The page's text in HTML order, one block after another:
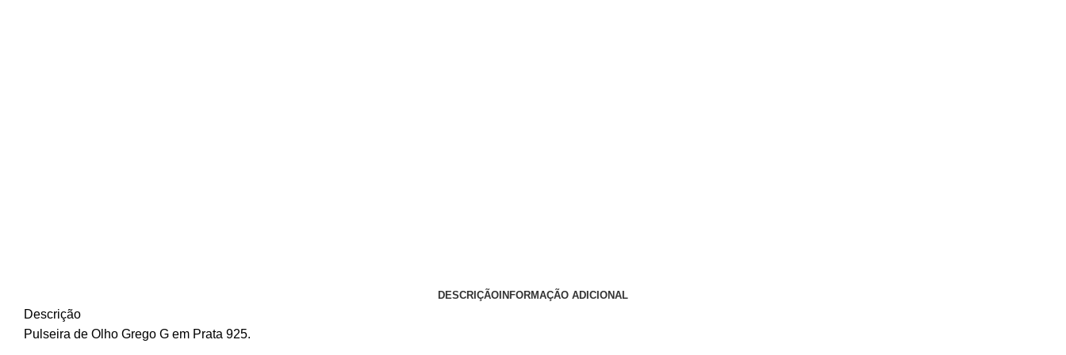
DESCRIÇÃOINFORMAÇÃO ADICIONAL
Descrição
Pulseira de Olho Grego G em Prata 925.